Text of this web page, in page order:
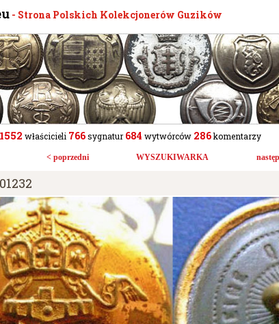
- Strona Polskich Kolekcjonerów Guzików
1552 właścicieli 766sygnatur684 wytwórców 286komentarzy
< poprzedni WYSZUKIWARKA